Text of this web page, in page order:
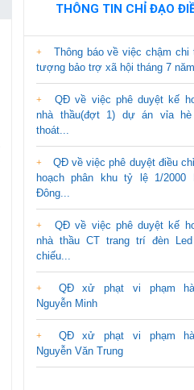
THÔNG TIN CHỈ ĐẠO
Thông báo về việc chậm chi
tượng bảo trợ xã hội tháng 7
QĐ về việc phê duyệt kế
nhà thầu(đợt 1) dự án vỉa
thoát...
QĐ về việc phê duyệt điều
hoạch phân khu tỷ lệ 1/2000
Đông...
QĐ về việc phê duyệt kế
nhà thầu CT trang trí đèn
chiếu...
QĐ xử phạt vi phạm
Nguyễn Minh
QĐ xử phạt vi phạm
Nguyễn Văn Trung